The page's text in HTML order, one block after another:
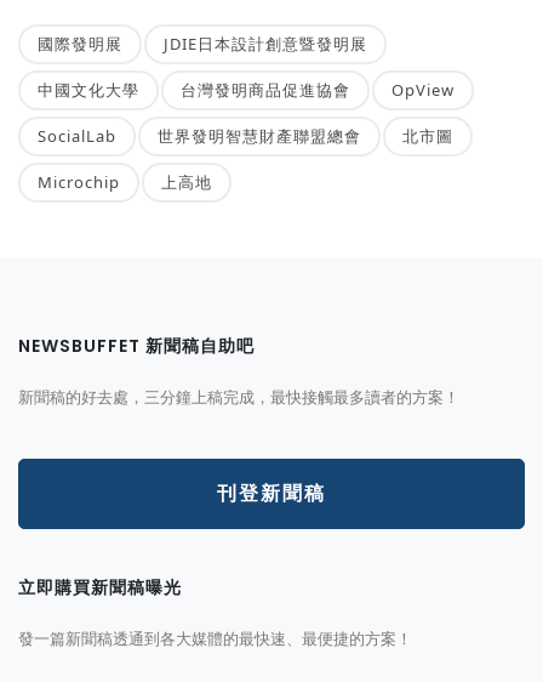
國際發明展 JDIE日本設計創意暨發明展
中國文化大學 台灣發明商品促進協會 OpView
SocialLab 世界發明智慧財產聯盟總會 北市圖
Microchip 上高地
NEWSBUFFET 新聞稿自助吧
新聞稿的好去處，三分鐘上稿完成，最快接觸最多讀者的方案！
刊登新聞稿
立即購買新聞稿曝光
發一篇新聞稿透通到各大媒體的最快速、最便捷的方案！